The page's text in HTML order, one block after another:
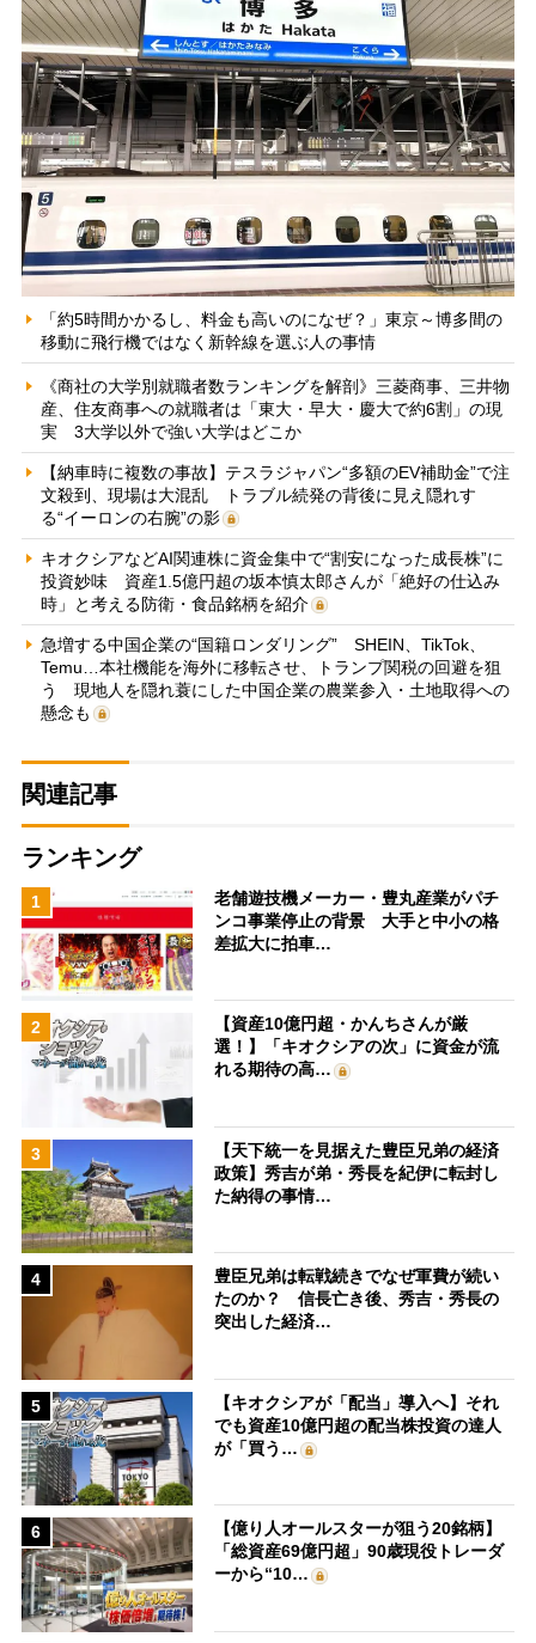
「約5時間かかるし、料金も高いのになぜ？」東京～博多間の
移動に飛行機ではなく新幹線を選ぶ人の事情
《商社の大学別就職者数ランキングを解剖》三菱商事、三井物
産、住友商事への就職者は「東大・早大・慶大で約6割」の現
実 3大学以外で強い大学はどこか
【納車時に複数の事故】テスラジャパン“多額のEV補助金”で注
文殺到、現場は大混乱 トラブル続発の背後に見え隠れす
る“イーロンの右腕”の影
キオクシアなどAI関連株に資金集中で“割安になった成長株”に
投資妙味 資産1.5億円超の坂本慎太郎さんが「絶好の仕込み
時」と考える防衛・食品銘柄を紹介
急増する中国企業の“国籍ロンダリング” SHEIN、TikTok、
Temu…本社機能を海外に移転させ、トランプ関税の回避を狙
う 現地人を隠れ蓑にした中国企業の農業参入・土地取得への
懸念も
関連記事
ランキング
1
老舗遊技機メーカー・豊丸産業がパチ
ンコ事業停止の背景 大手と中小の格
差拡大に拍車…
2
【資産10億円超・かんちさんが厳
選！】「キオクシアの次」に資金が流
れる期待の高…
3
【天下統一を見据えた豊臣兄弟の経済
政策】秀吉が弟・秀長を紀伊に転封し
た納得の事情…
4
豊臣兄弟は転戦続きでなぜ軍費が続い
たのか？ 信長亡き後、秀吉・秀長の
突出した経済…
5
【キオクシアが「配当」導入へ】それ
でも資産10億円超の配当株投資の達人
が「買う…
6
【億り人オールスターが狙う20銘柄】
「総資産69億円超」90歳現役トレーダ
ーから“10…